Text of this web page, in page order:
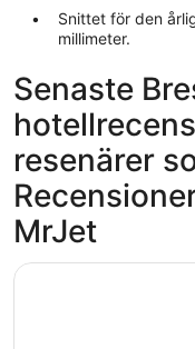
Snittet för den
millimeter.
Senaste
resenärer
MrJet
Hotel Sirmione Terme